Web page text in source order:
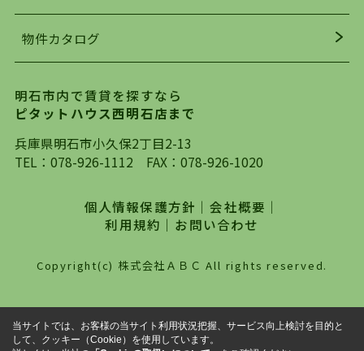
を行っており地域最大級の情報取扱量を誇ってお
ります。店頭で限られた物件をご紹介する、従来
自身でインターネットを利用し、理想のお部屋を
探していただき、選択していただいた物件情報に
対して、専門知識を持ったスタッフがサポートさ
せていただくスタイルを心がけております。私た
は、一度だけでは終わらない、お客様との末長い
お付き合いです。初めての一人暮らしから、就
職・ご結婚・売買物件の購入、などなど一生涯に
わたる、良きアドバイザーとして、地域に密着し
た営業スタイルで様々なお役立ちができればと強
わせください。
物件カタログ
明石市内で賃貸を探すなら
ピタットハウス西明石店まで
兵庫県明石市小久保2丁目2-13
TEL： 078-926-1112 FAX：078-926-1020
個人情報保護方針 ｜会社概要 ｜
利用規約 ｜ お問い合わせ
Copyright(c) 株式会社ＡＢＣ All rights reserved.
当サイトでは、お客様の当サイト利用状況把握、サービス向上検討を目的と
して、クッキー（Cookie）を使用しています。